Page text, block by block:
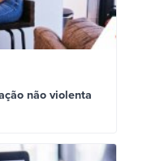
não violenta